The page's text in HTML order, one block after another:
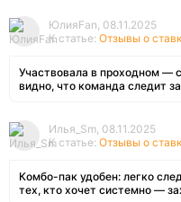
ЮлияFan, 08.11.2025
К статье: Отзывы о
Участвовала в проходном —
видно, что команда следит
Илья_Sm, 08.11.2025
К статье: Отзывы о
Комбо-пак удобен: легко
тех, кто хочет системно —